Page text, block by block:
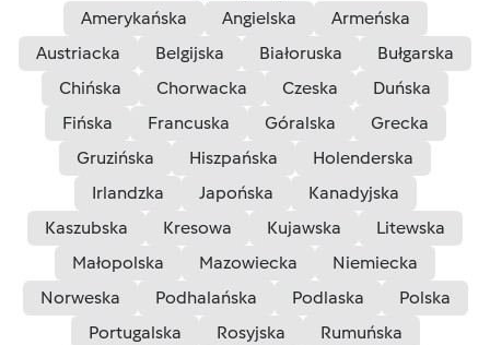
Amerykańska
Angielska
Armeńska
Austriacka
Belgijska Białoruska
Bułgarska
Chińska
Chorwacka Czeska
Duńska
Fińska
Francuska Góralska
Grecka
Gruzińska
Hiszpańska
Holenderska
Irlandzka
Japońska
Kanadyjska
Kaszubska
Kresowa Kujawska
Litewska
Małopolska
Mazowiecka
Niemiecka
Norweska
Podhalańska Podlaska
Polska
Portugalska
Rosyjska
Rumuńska